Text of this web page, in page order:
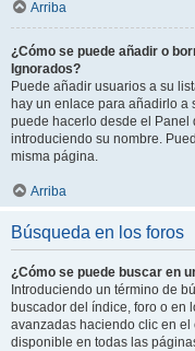
Arriba
¿Cómo se puede añadir o
Ignorados?
Puede añadir usuarios a su
hay un enlace para añadirlo a
puede hacerlo desde el Panel
introduciendo su nombre.
misma página.
Arriba
Búsqueda en los foros
¿Cómo se puede buscar en
Introduciendo un término de
buscador del índice, foro o en
avanzadas haciendo clic en
disponible en todas las